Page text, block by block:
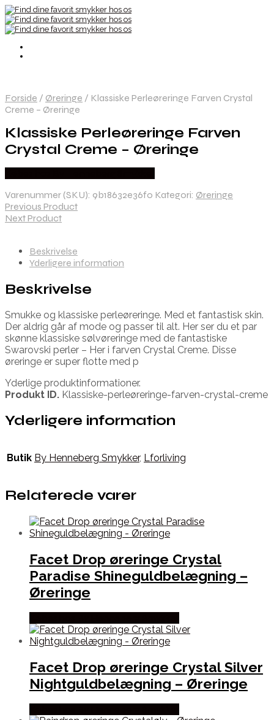
Forside / Øreringe / Klassiske Perleøreringe Farven Crystal
Creme – Øreringe
Klassiske Perleøreringe Farven
Crystal Creme – Øreringe
Varenummer (SKU): 9b18632e36f0 Kategori: Øreringe
Previous Product
Next Product
Beskrivelse
Yderligere information
Beskrivelse
Smukke og klassiske perleøreringe. Med et fantastisk skin.
Der aldrig går af mode og passer til alt. Her ser du et par
skønne klassiske sølvøreringe med de fantastiske
Swarovski perler – Her i farven Crystal Creme. Disse
øreringe er super flotte med p
Yderlige produktinformationer.
Produkt ID. Klassiske-perleøreringe-farven-crystal-creme
Yderligere information
Butik By Henneberg Smykker, Lforliving
Relaterede varer
Facet Drop øreringe Crystal
Paradise Shineguldbelægning –
Øreringe
Facet Drop øreringe Crystal Silver
Nightguldbelægning – Øreringe